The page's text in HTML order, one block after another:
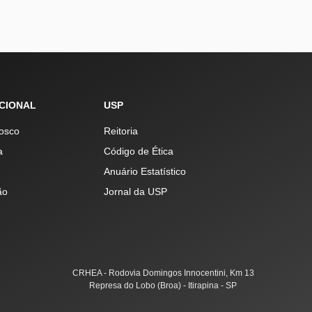
USP
Reitoria
Código de Ética
Anuário Estatístico
Jornal da USP
CRHEA - Rodovia Domingos Innocentini, Km 13
Represa do Lobo (Broa) - Itirapina - SP